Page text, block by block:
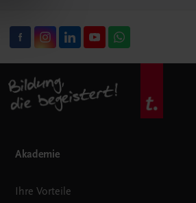
Akademie
Ihre Vorteile